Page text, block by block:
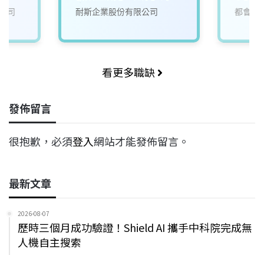
司
來)2
耐斯企業股份有限公司 都會生
看更多職缺
發佈留言
很抱歉，必須登入網站才能發佈留言。
最新文章
2026-08-07
歷時三個月成功驗證！Shield AI 攜手中科院完成無
人機自主搜索